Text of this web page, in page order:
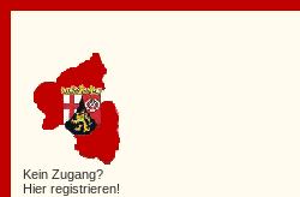
Kein Zugang?
Hier registrieren!